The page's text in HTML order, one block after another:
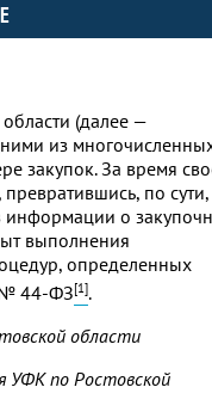
(далее —
из
закупок. За время
по сути,
о
выполнения
определенных
№ 44‑ФЗ[1].
области
УФК по Ростовской